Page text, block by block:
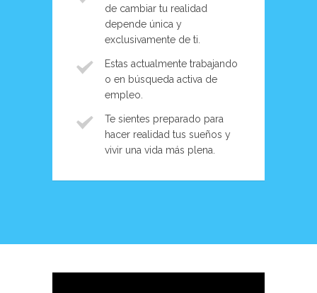
de cambiar tu realidad
depende única y
exclusivamente de ti.
Estas actualmente trabajando
o en búsqueda activa de
empleo.
Te sientes preparado para
hacer realidad tus sueños y
vivir una vida más plena.